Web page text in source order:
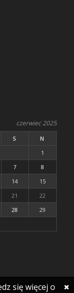
czerwiec 2025
S
N
1
7
8
14
15
21
22
28
29
się więcej o